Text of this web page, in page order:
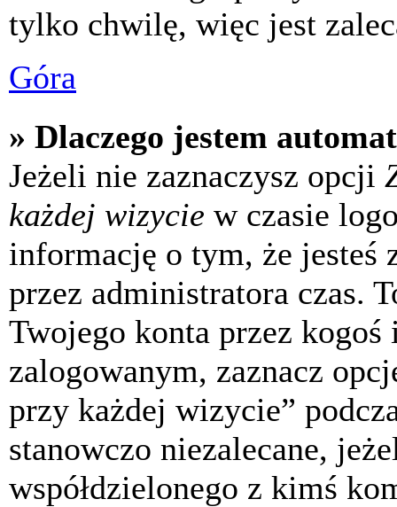
tylko chwilę, więc jest
Góra
» Dlaczego jestem
Jeżeli nie zaznaczysz opcji
każdej wizycie w czasie
informację o tym, że jesteś
przez administratora czas.
Twojego konta przez kogoś
zalogowanym, zaznacz
przy każdej wizycie”
stanowczo niezalecane,
współdzielonego z kimś